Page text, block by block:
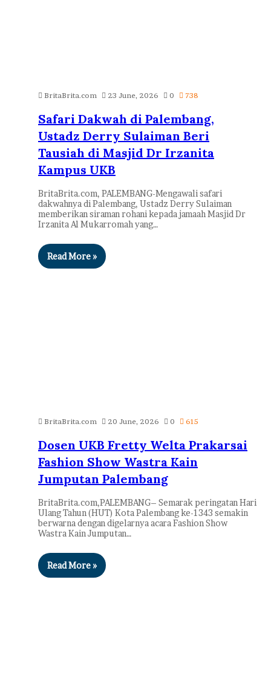
BritaBrita.com 23 June, 2026 0 738
Safari Dakwah di Palembang,
Ustadz Derry Sulaiman Beri
Tausiah di Masjid Dr Irzanita
Kampus UKB
BritaBrita.com, PALEMBANG-Mengawali safari
dakwahnya di Palembang, Ustadz Derry Sulaiman
memberikan siraman rohani kepada jamaah Masjid Dr
Irzanita Al Mukarromah yang…
Read More »
BritaBrita.com 20 June, 2026 0 615
Dosen UKB Fretty Welta Prakarsai
Fashion Show Wastra Kain
Jumputan Palembang
BritaBrita.com,PALEMBANG– Semarak peringatan Hari
Ulang Tahun (HUT) Kota Palembang ke-1343 semakin
berwarna dengan digelarnya acara Fashion Show
Wastra Kain Jumputan…
Read More »